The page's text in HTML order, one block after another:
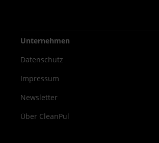
Unternehmen
Datenschutz
Impressum
Newsletter
Über CleanPul